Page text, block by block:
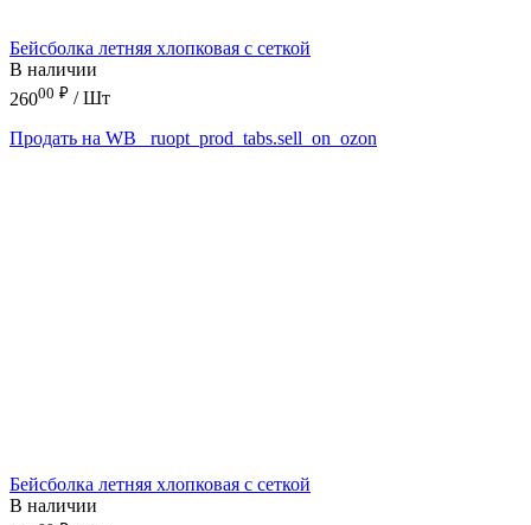
Бейсболка летняя хлопковая с сеткой
В наличии
26000 ₽ / Шт
Продать на WB
_ruopt_prod_tabs.sell_on_ozon
Бейсболка летняя хлопковая с сеткой
В наличии